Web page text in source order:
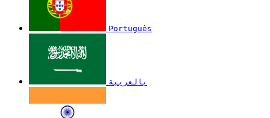
Português
بالعربية